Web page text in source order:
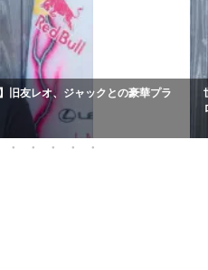
旧友レオ、ジャックとの豪華プラ